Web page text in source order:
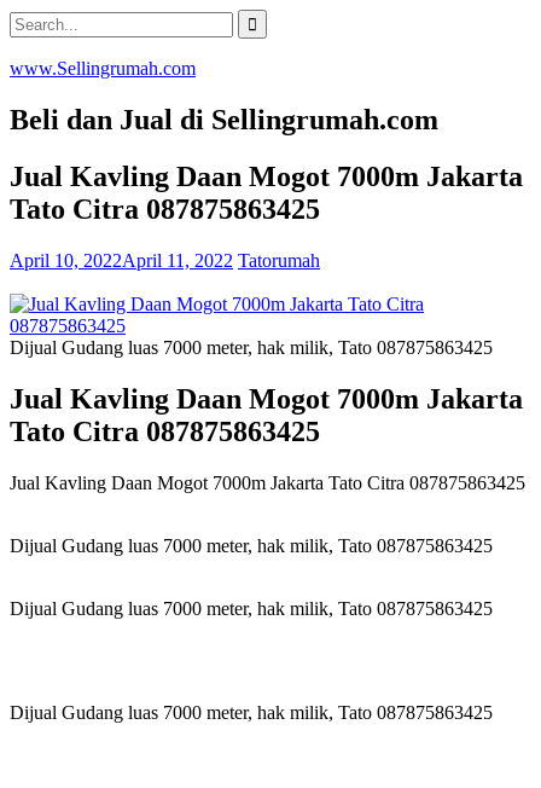
Skip
to
content
Search
for:
www.Sellingrumah.com
Beli dan Jual di Sellingrumah.com
Jual Kavling Daan Mogot 7000m Jakarta
Tato Citra 087875863425
April 10, 2022April 11, 2022 Tatorumah
Dijual Gudang luas 7000 meter, hak milik, Tato 087875863425
Jual Kavling Daan Mogot 7000m Jakarta
Tato Citra 087875863425
Jual Kavling Daan Mogot 7000m Jakarta Tato Citra 087875863425
Dijual Gudang luas 7000 meter, hak milik, Tato 087875863425
Dijual Gudang luas 7000 meter, hak milik, Tato 087875863425
Dijual Gudang luas 7000 meter, hak milik, Tato 087875863425